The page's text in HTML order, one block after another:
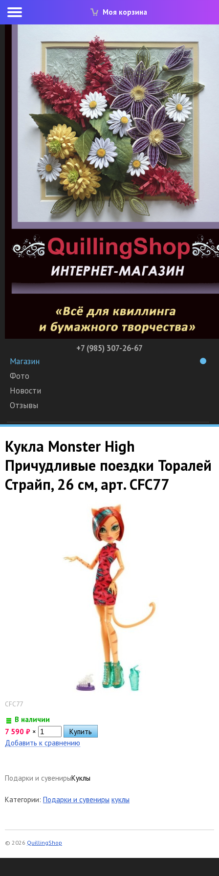
Моя корзина
+7 (985) 307-26-67
Магазин
Фото
Новости
Отзывы
Кукла Monster High
Причудливые поездки Торалей
Страйп, 26 см, арт. CFC77
CFC77
В наличии
7 590 ₽ ×
Добавить к сравнению
Подарки и сувенирыКуклы
Категории: Подарки и сувениры куклы
© 2026 QuillingShop